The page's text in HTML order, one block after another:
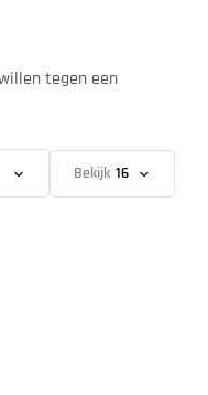
tegen een
Bekijk